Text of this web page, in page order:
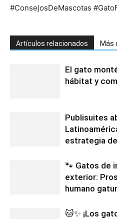
#ConsejosDeMascotas
Artículos relacionados Más
El gato
hábitat y
Publisuites
estrategia
🐾 Gatos de
exterior:
humano
🐱✨ ¡Los